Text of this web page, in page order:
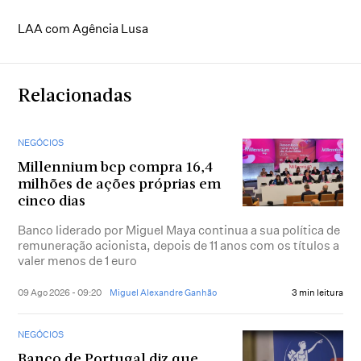
LAA com Agência Lusa
Relacionadas
NEGÓCIOS
Millennium bcp compra 16,4
milhões de ações próprias em
cinco dias
Banco liderado por Miguel Maya continua a sua política de
remuneração acionista, depois de 11 anos com os títulos a
valer menos de 1 euro
09 Ago 2026 - 09:20 Miguel Alexandre Ganhão 3 min leitura
NEGÓCIOS